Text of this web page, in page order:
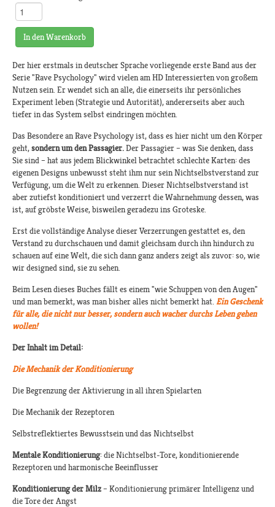
In den Warenkorb
Der hier erstmals in deutscher Sprache vorliegende erste Band aus der
Serie "Rave Psychology" wird vielen am HD Interessierten von großem
Nutzen sein. Er wendet sich an alle, die einerseits ihr persönliches
Experiment leben (Strategie und Autorität), andererseits aber auch
tiefer in das System selbst eindringen möchten.
Das Besondere an Rave Psychology ist, dass es hier nicht um den Körper
geht,sondern um den Passagier.Der Passagier – was Sie denken, dass
Sie sind – hat aus jedem Blickwinkel betrachtet schlechte Karten: des
eigenen Designs unbewusst steht ihm nur sein Nichtselbstverstand zur
Verfügung, um die Welt zu erkennen. Dieser Nichtselbstverstand ist
aber zutiefst konditioniert und verzerrt die Wahrnehmung dessen, was
ist, auf gröbste Weise, bisweilen geradezu ins Groteske.
Erst die vollständige Analyse dieser Verzerrungen gestattet es, den
Verstand zu durchschauen und damit gleichsam durch ihn hindurch zu
schauen auf eine Welt, die sich dann ganz anders zeigt als zuvor: so, wie
wir designed sind, sie zu sehen.
Beim Lesen dieses Buches fällt es einem "wie Schuppen von den Augen"
und man bemerkt, was man bisher alles nicht bemerkt hat. Ein Geschenk
für alle, die nicht nur besser, sondern auch wacher durchs Leben gehen
wollen!
Der Inhalt im Detail:
Die Mechanik der Konditionierung
Die Begrenzung der Aktivierung in all ihren Spielarten
Die Mechanik der Rezeptoren
Selbstreflektiertes Bewusstsein und das Nichtselbst
Mentale Konditionierung: die Nichtselbst-Tore, konditionierende
Rezeptoren und harmonische Beeinflusser
Konditionierung der Milz– Konditionierung primärer Intelligenz und
die Tore der Angst